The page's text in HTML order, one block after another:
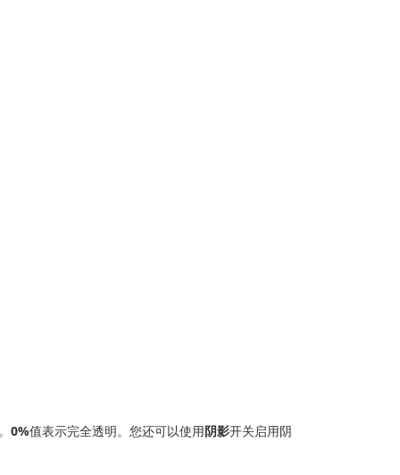
0%值表示完全透明。您还可以使用阴影开关启用阴